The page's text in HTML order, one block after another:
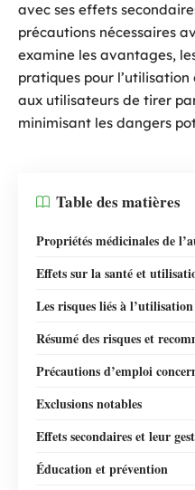
avec ses effets
précautions nécessaires
examine les avantages,
pratiques pour
aux utilisateurs de tirer
minimisant les dangers
Table des matières
Propriétés médicinales de
Effets sur la santé et
Les risques liés à
Résumé des risques et
Précautions d’emploi
Exclusions notables
Effets secondaires et leur
Éducation et prévention